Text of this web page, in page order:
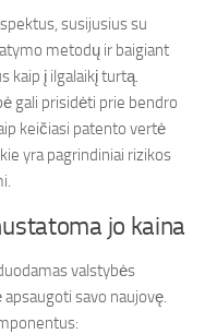
susijusius su
metodų ir baigiant
kaip į ilgalaikį turtą.
gali prisidėti prie bendro
keičiasi patento vertė
yra pagrindiniai rizikos
jo kaina
valstybės
savo naujovę.